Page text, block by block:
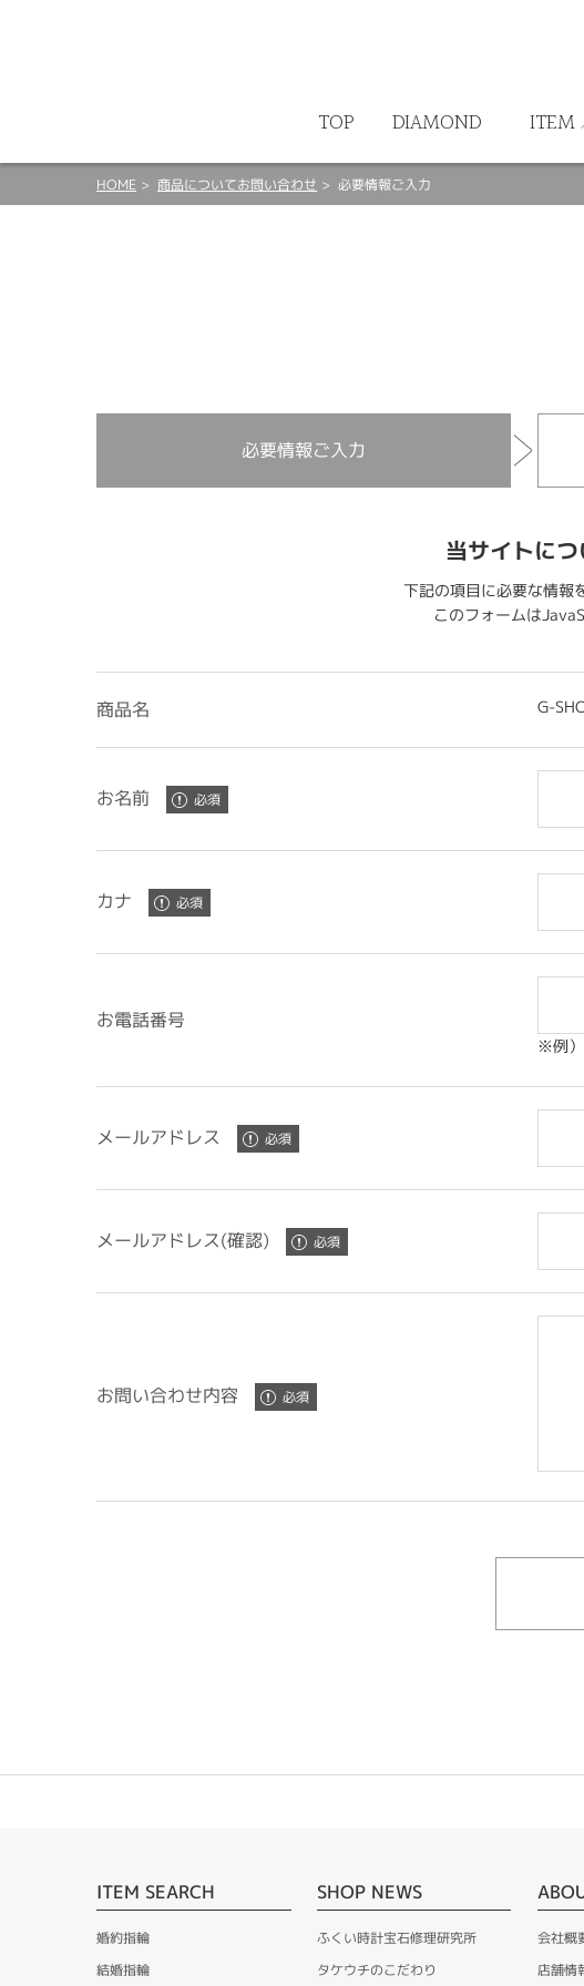
TOP DIAMOND ITEM
HOME 商品についてお問い合わせ 必要情報ご入力
必要情報ご入力
当サイトに
下記の項目に必要な情報
このフォームは
商品名 G-
お名前
カナ
お電話番号
※例
メールアドレス
メールアドレス(確認)
お問い合わせ内容
ITEM SEARCH
婚約指輪
結婚指輪
SHOP NEWS
ふくい時計宝石修理研究所
タケウチのこだわり
会社概
店舗情